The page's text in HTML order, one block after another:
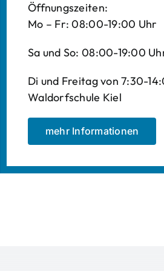
Öffnungszeiten:
Mo – Fr: 08:00-19:00 Uhr
Sa und So: 08:00-19:00
Di und Freitag von 7:30-
Waldorfschule Kiel
mehr Informationen